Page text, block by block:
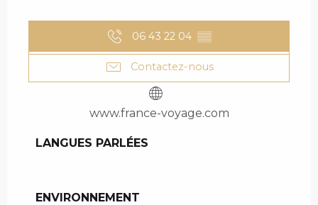
06 43 22 04 ▒▒
Contactez-nous
www.france-voyage.com
LANGUES PARLÉES
LANGUES PARLÉES
ENVIRONNEMENT
ENVIRONNEMENT